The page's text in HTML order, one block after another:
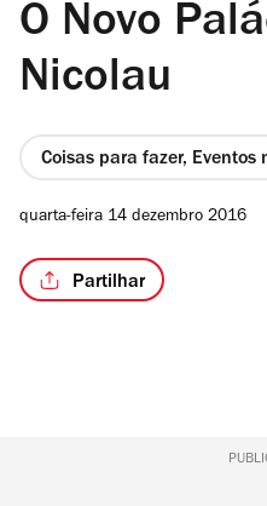
O Novo
Nicolau
Coisas para fazer, Eventos
quarta-feira 14 dezembro 2016
Partilhar